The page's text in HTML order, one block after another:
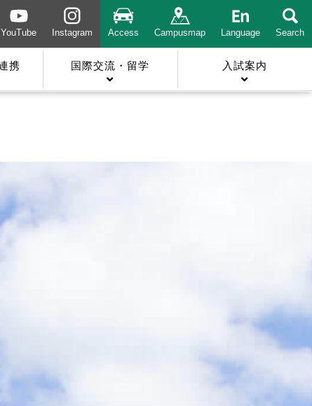
YouTube
Instagram Access Campusmap Language Search
携 国際交流・留学 入試案内